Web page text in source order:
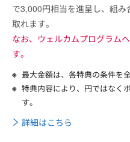
で3,000円相当を進呈し、組
取れます。
なお、ウェルカムプログラム
す。
最大金額は、各特典の条件を
特典内容により、円ではなく
す。
詳細はこちら